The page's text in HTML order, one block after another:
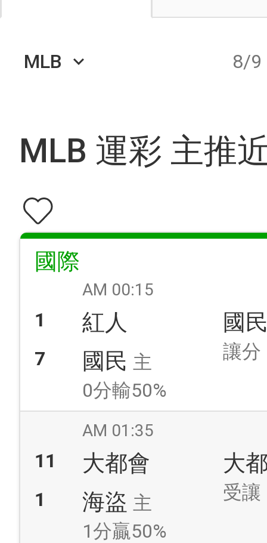
MLB keyboard_arrow_down 8/9
MLB 運彩 主推
國際
AM 00:15
1 紅人
7 國民 主
0分輸50%
國
讓分
AM 01:35
11 大都會
1 海盜 主
1分贏50%
大
受讓